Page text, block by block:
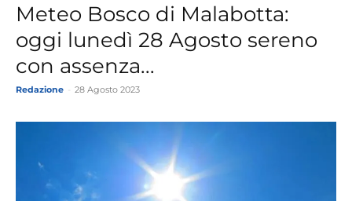
Meteo Bosco di Malabotta:
oggi lunedì 28 Agosto sereno
con assenza...
Redazione 28 Agosto 2023